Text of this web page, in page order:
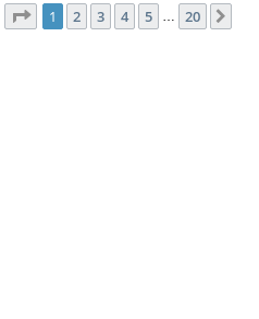
第1 頁 (共 20頁)
1 2 3 4 5 … 20